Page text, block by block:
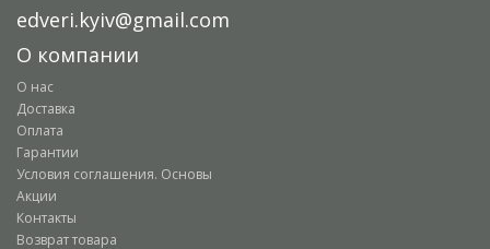
edveri.kyiv@gmail.com
О компании
О нас
Доставка
Оплата
Гарантии
Условия соглашения. Основы
Акции
Контакты
Возврат товара